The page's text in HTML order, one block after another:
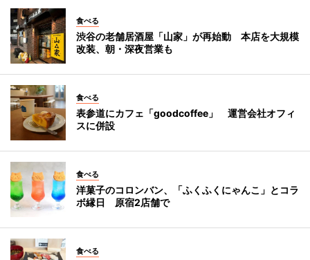
食べる
渋谷の老舗居酒屋「山家」が再始動 本店を大規模
改装、朝・深夜営業も
食べる
表参道にカフェ「goodcoffee」 運営会社オフィ
スに併設
食べる
洋菓子のコロンバン、「ふくふくにゃんこ」とコラ
ボ縁日 原宿2店舗で
食べる